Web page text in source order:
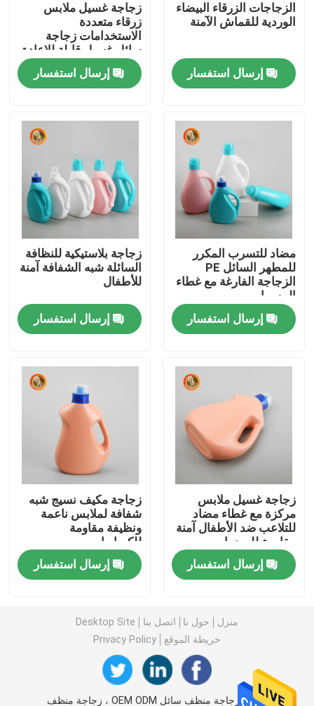
المنتجات
أشرطة فيديو
عرض الواقع الافتراضي
جولة في المعمل
ضبط الجودة
اتصل بنا
زجاجة حبوب بلاستيكية
زجاجة صلصة ضغط بلاستيكية
زجاجة منظفات الغسيل
عبوات تعبئة المبيدات
حلوى كوكي جار
زجاجات بهار بلاستيكية
الزجاجات الزرقاء البيضاء
الوردية للقماش الآمنة
إرسال استفسار
زجاجة غسيل ملابس
زرقاء متعددة
الاستخدامات زجاجة
سائل غسيل قابلة للإعادة
إرسال استفسار
مضاد للتسرب المكرر
للمطهر السائل PE
الزجاجة الفارغة مع غطاء
المسمار
إرسال استفسار
زجاجة بلاستيكية للنظافة
السائلة شبه الشفافة آمنة
للأطفال
إرسال استفسار
زجاجة غسيل ملابس
مركزة مع غطاء مضاد
للتلاعب ضد الأطفال آمنة
مقاومة للصدمات
إرسال استفسار
زجاجة مكيف نسيج شبه
شفافة لملابس ناعمة
ونظيفة مقاومة
للكيماويات
إرسال استفسار
منزل حول نا اتصل بنا
Desktop Site
خريطة الموقع
Privacy Policy
الصين زجاجة منظف سائل OEM ODM ، زجاجة منظف